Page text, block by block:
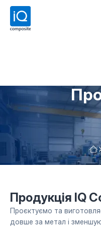
Продукція IQ
Проєктуємо та
довше за метал і